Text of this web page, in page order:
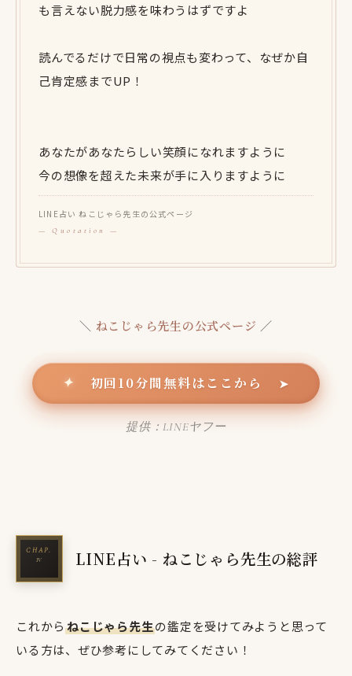
も言えない脱力感を味わうはずですよ
読んでるだけで日常の視点も変わって、なぜか自
己肯定感までUP！
あなたがあなたらしい笑顔になれますように
今の想像を超えた未来が手に入りますように
LINE占い ねこじゃら先生の公式ページ
＼ ねこじゃら先生の公式ページ ／
✦ 初回10分間無料はここから ➤
提供：LINEヤフー
LINE占い - ねこじゃら先生の総評
これからねこじゃら先生の鑑定を受けてみようと思って
いる方は、ぜひ参考にしてみてください！